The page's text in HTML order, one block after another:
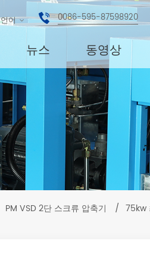
언어 0086-595-87598920
뉴스 동영상
PM VSD 2단 스크류 압축기 / 75kw